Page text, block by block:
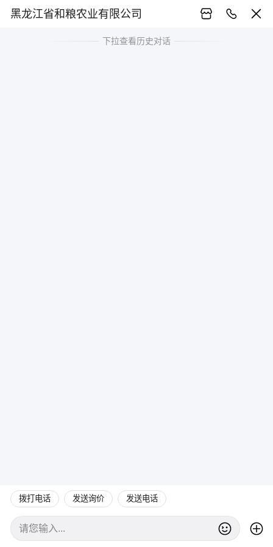
黑龙江省和粮农业有限公司
下拉查看历史对话
拨打电话 发送询价 发送电话